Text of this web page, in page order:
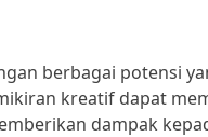
berbagai potensi
kreatif dapat
dampak